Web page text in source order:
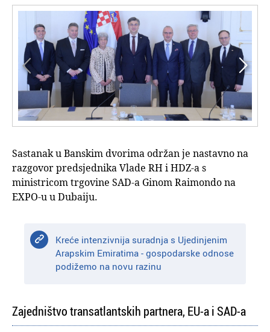


Sastanak u Banskim dvorima održan je nastavno na
razgovor predsjednika Vlade RH i HDZ-a s
ministricom trgovine SAD-a Ginom Raimondo na
EXPO-u u Dubaiju.
Kreće intenzivnija suradnja s Ujedinjenim
Arapskim Emiratima - gospodarske odnose
podižemo na novu razinu
Zajedništvo transatlantskih partnera, EU-a i SAD-a